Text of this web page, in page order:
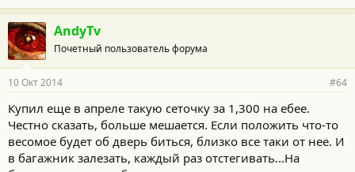
AndyTv
Почетный пользователь форума
10 Окт 2014 #64
Купил еще в апреле такую сеточку за 1,300 на ебее.
Честно сказать, больше мешается. Если положить что-то
весомое будет об дверь биться, близко все таки от нее. И
в багажник залезать, каждый раз отстегивать...На